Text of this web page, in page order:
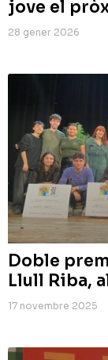
jove el
28 gener 2026
Doble
Llull Riba,
17 novembre 2025